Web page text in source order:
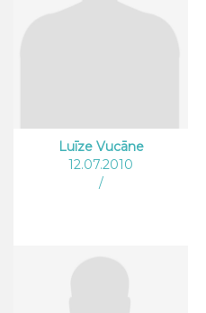
Luīze Vucāne
12.07.2010
/